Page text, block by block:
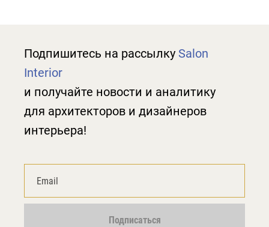
Подпишитесь на рассылку Salon
Interior
и получайте новости и аналитику
для архитекторов и дизайнеров
интерьера!
Подписаться